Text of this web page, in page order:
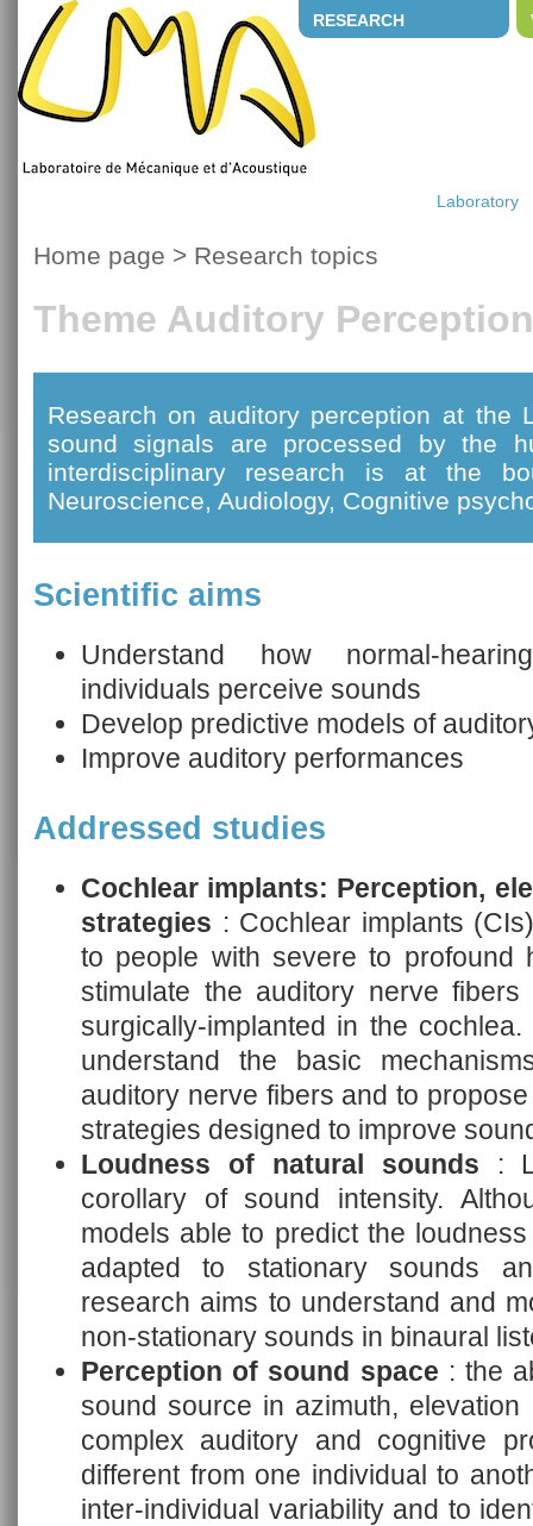
RESEARCH
Laboratory
Home page > Research topics
Theme Auditory Perception
Research on auditory perception at the
sound signals are processed by the
interdisciplinary research is at the
Neuroscience, Audiology, Cognitive
Scientific aims
Understand how normal-
individuals perceive sounds
Develop predictive models of
Improve auditory performances
Addressed studies
Cochlear implants: Perception,
strategies : Cochlear implants
to people with severe to profound
stimulate the auditory nerve
surgically-implanted in the
understand the basic
auditory nerve fibers and to
strategies designed to improve
Loudness of natural sounds :
corollary of sound intensity.
models able to predict the
adapted to stationary sounds
research aims to understand and
non-stationary sounds in binaural
Perception of sound space : the
sound source in azimuth,
complex auditory and cognitive
different from one individual to
inter-individual variability and to